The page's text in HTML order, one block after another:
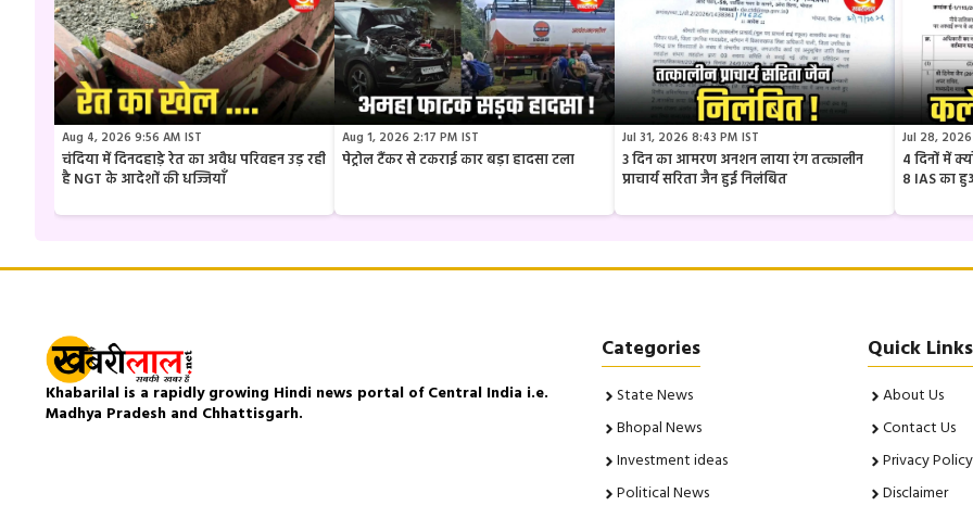
Aug 4, 2026 9:56 AM IST
चंदिया में दिनदहाड़े रेत का अवैध परिवहन उड़ रही
है NGT के आदेशों की धज्जियाँ
Aug 1, 2026 2:17 PM IST
पेट्रोल टैंकर से टकराई कार बड़ा हादसा टला
Jul 31, 2026 8:43 PM IST
3 दिन का आमरण अनशन लाया रंग तत्कालीन
प्राचार्य सरिता जैन हुई निलंबित
Jul 28, 2026
4 दिनों में
8 IAS का
Khabarilal is a rapidly growing Hindi news portal of Central India i.e.
Madhya Pradesh and Chhattisgarh.
Categories
State News
Bhopal News
Investment ideas
Political News
Quick Links
About Us
Contact Us
Privacy Policy
Disclaimer